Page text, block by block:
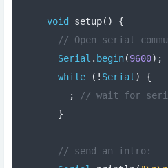
void setup()
{
// Open serial
Serial . begin(9600);
while
(! Serial )
{
;
// wait for
}
// send an intro: